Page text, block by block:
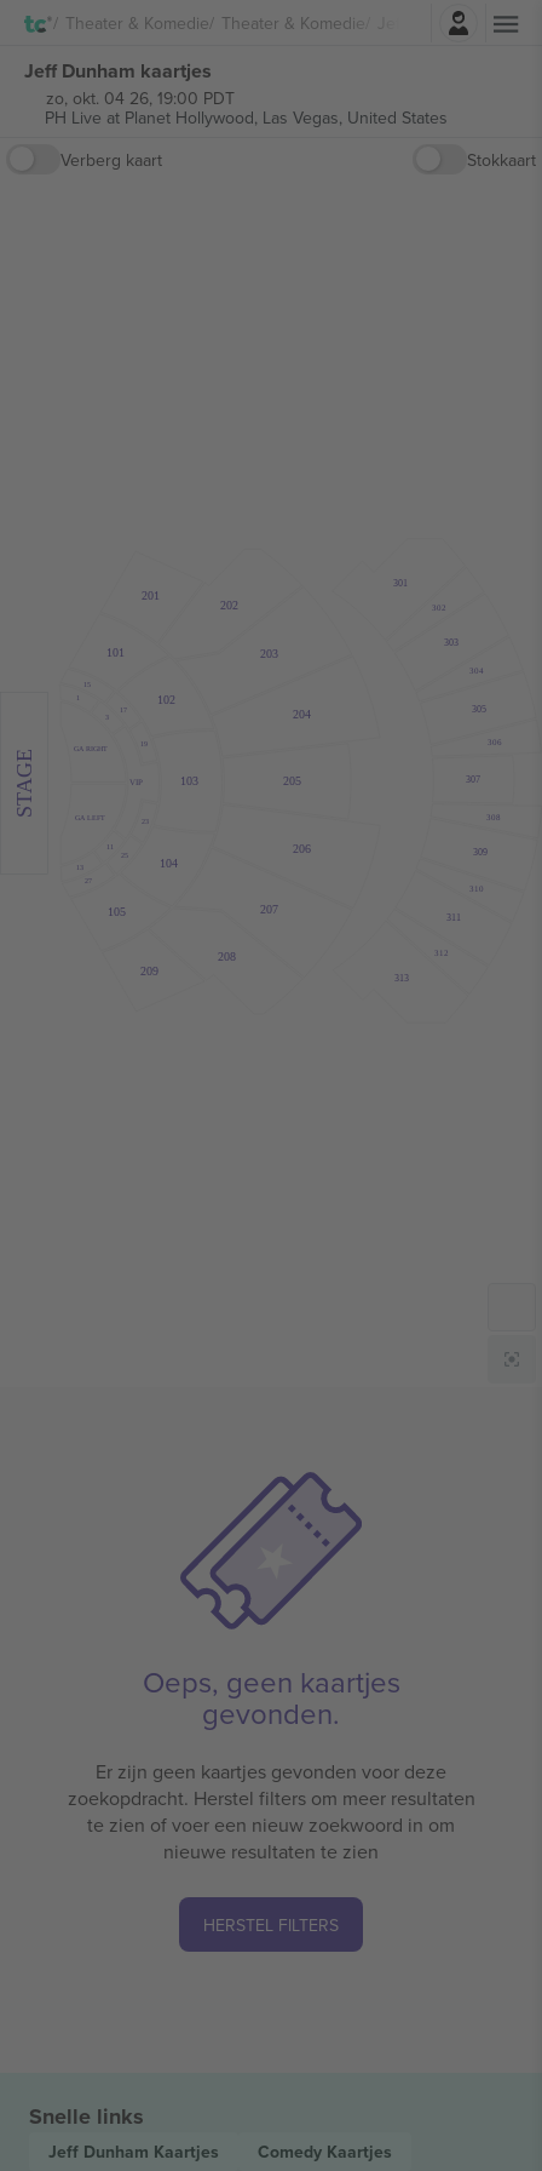
Theater & Komedie Theater & Komedie Jeff Dunham
Log in
Jeff Dunham kaartjes
zo, okt. 04 26, 19:00 PDT
PH Live at Planet Hollywood, Las Vegas, United States
Verberg kaart
Stokkaart
GA RIGHT
GA LEFT
VIP
15
17
19
23
25
27
101
102
103
104
105
201
202
203
204
205
206
207
208
209
301
302
303
304
305
306
307
308
309
310
311
312
313
STAGE
Oeps, geen kaartjes
gevonden.
Er zijn geen kaartjes gevonden voor deze
zoekopdracht. Herstel filters om meer resultaten
te zien of voer een nieuw zoekwoord in om
nieuwe resultaten te zien
HERSTEL FILTERS
Snelle links
Jeff Dunham Kaartjes Comedy Kaartjes